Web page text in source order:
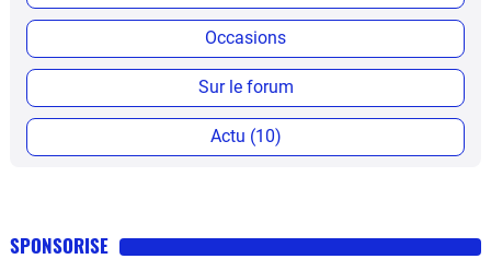
Occasions
Sur le forum
Actu (10)
SPONSORISE